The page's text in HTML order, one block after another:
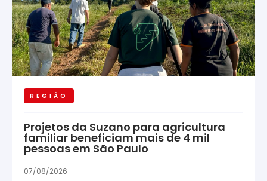
REGIÃO
Projetos da Suzano para agricultura
familiar beneficiam mais de 4 mil
pessoas em São Paulo
07/08/2026